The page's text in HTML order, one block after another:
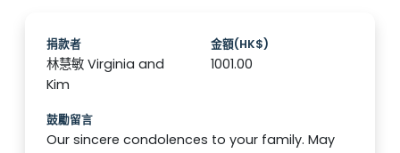
捐款者
林慧敏 Virginia and
Kim
金額(HK$)
1001.00
鼓勵留言
Our sincere condolences to your family. May